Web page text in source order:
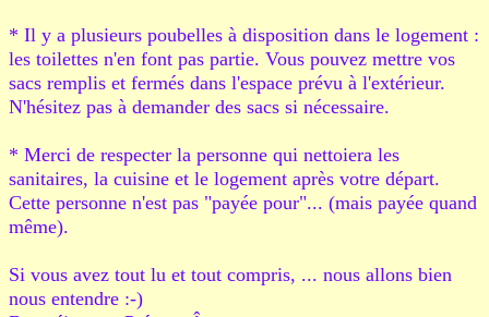
* Il y a plusieurs poubelles à disposition dans le logement :
les toilettes n'en font pas partie. Vous pouvez mettre vos
sacs remplis et fermés dans l'espace prévu à l'extérieur.
N'hésitez pas à demander des sacs si nécessaire.
* Merci de respecter la personne qui nettoiera les
sanitaires, la cuisine et le logement après votre départ.
Cette personne n'est pas "payée pour"... (mais payée quand
même).
Si vous avez tout lu et tout compris, ... nous allons bien
nous entendre :-)